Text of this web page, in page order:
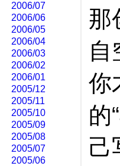
那
自
你
的
己
2006/07
2006/06
2006/05
2006/04
2006/03
2006/02
2006/01
2005/12
2005/11
2005/10
2005/09
2005/08
2005/07
2005/06